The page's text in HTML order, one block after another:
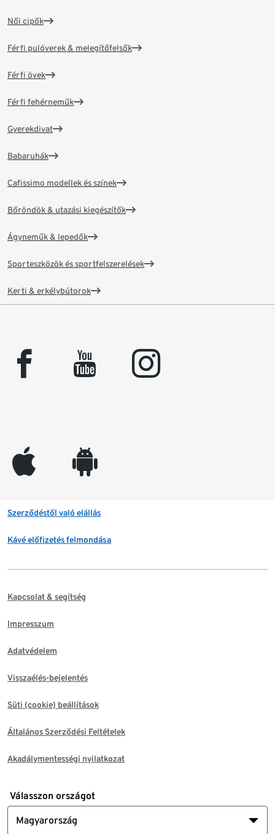
Női cipők
Férfi pulóverek & melegítőfelsők
Férfi övek
Férfi fehérneműk
Gyerekdivat
Babaruhák
Cafissimo modellek és színek
Bőröndök & utazási kiegészítők
Ágyneműk & lepedők
Sporteszközök és sportfelszerelések
Kerti & erkélybútorok
facebook youtube instagram
appleinc android
Szerződéstől való elállás
Kávé előfizetés felmondása
Kapcsolat & segítség
Impresszum
Adatvédelem
Visszaélés-bejelentés
Süti (cookie) beállítások
Általános Szerződési Feltételek
Akadálymentességi nyilatkozat
Válasszon országot
Magyarország